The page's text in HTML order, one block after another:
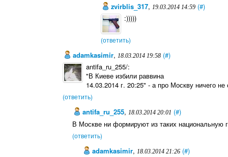
zvirblis_317, 19.03.2014 14:59 (#)
:)))))
(ответить)
adamkasimir, 18.03.2014 19:58 (#)
antifa_ru_255/:
"В Киеве избили раввина
14.03.2014 г. 20:25" - а про Москву ничего
(ответить)
antifa_ru_255,18.03.2014 20:01 (#)
В Москве ни формируют из таких национальную
(ответить)
adamkasimir,18.03.2014 21:26 (#)